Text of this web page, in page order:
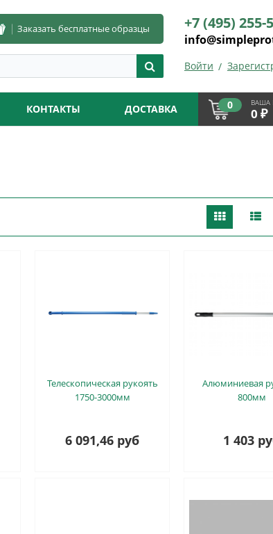
Заказать бесплатные образцы +7 (495) 255-
Войти
КОНТАКТЫ ДОСТАВКА 0 ВАША
0 ₽
Телескопическая рукоять
1750-3000мм
6 091,46 руб
Алюминиевая
800мм
1 403